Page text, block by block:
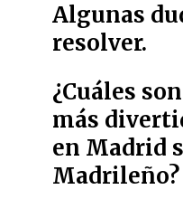
Algunas
resolver.
¿Cuáles
más
en Madrid
Madrileño?